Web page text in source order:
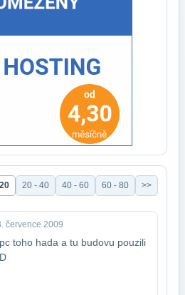
20 - 40 40 - 60 60 - 80 >>
července 2009
toho hada a tu budovu pouzili